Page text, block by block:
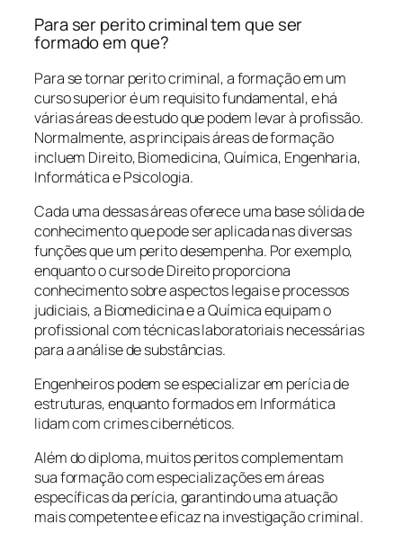
Para ser perito criminal tem que ser
formado em que?
Para se tornar perito criminal, a formação em um
curso superior é um requisito fundamental, e há
várias áreas de estudo que podem levar à profissão.
Normalmente, as principais áreas de formação
incluem Direito, Biomedicina, Química, Engenharia,
Informática e Psicologia.
Cada uma dessas áreas oferece uma base sólida de
conhecimento que pode ser aplicada nas diversas
funções que um perito desempenha. Por exemplo,
enquanto o curso de Direito proporciona
conhecimento sobre aspectos legais e processos
judiciais, a Biomedicina e a Química equipam o
profissional com técnicas laboratoriais necessárias
para a análise de substâncias.
Engenheiros podem se especializar em perícia de
estruturas, enquanto formados em Informática
lidam com crimes cibernéticos.
Além do diploma, muitos peritos complementam
sua formação com especializações em áreas
específicas da perícia, garantindo uma atuação
mais competente e eficaz na investigação criminal.